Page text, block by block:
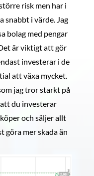
risk men har i
snabbt i värde. Jag
bolag med pengar
är viktigt att gör
investerar i de
att växa mycket.
jag tror starkt på
du investerar
och säljer allt
göra mer skada än